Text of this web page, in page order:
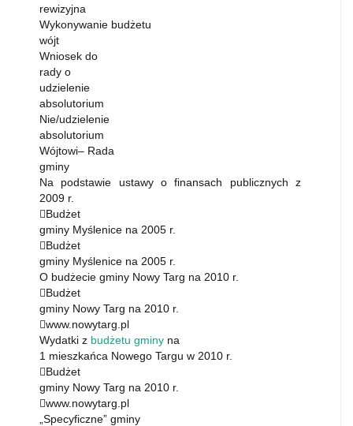
rewizyjna
Wykonywanie budżetu
wójt
Wniosek do
rady o
udzielenie
absolutorium
Nie/udzielenie
absolutorium
Wójtowi– Rada
gminy
Na podstawie ustawy o finansach publicznych z
2009 r.
Budżet
gminy Myślenice na 2005 r.
Budżet
gminy Myślenice na 2005 r.
O budżecie gminy Nowy Targ na 2010 r.
Budżet
gminy Nowy Targ na 2010 r.
www.nowytarg.pl
Wydatki z budżetu gminy na
1 mieszkańca Nowego Targu w 2010 r.
Budżet
gminy Nowy Targ na 2010 r.
www.nowytarg.pl
„Specyficzne” gminy